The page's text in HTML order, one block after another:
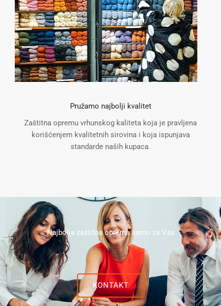
Pružamo najbolji kvalitet
Zaštitna opremu vrhunskog kaliteta koja je pravljena
korišćenjem kvalitetnih sirovina i koja ispunjava
standarde naših kupaca.
Najbolja zaštitna oprema samo za Vas
KONTAKT